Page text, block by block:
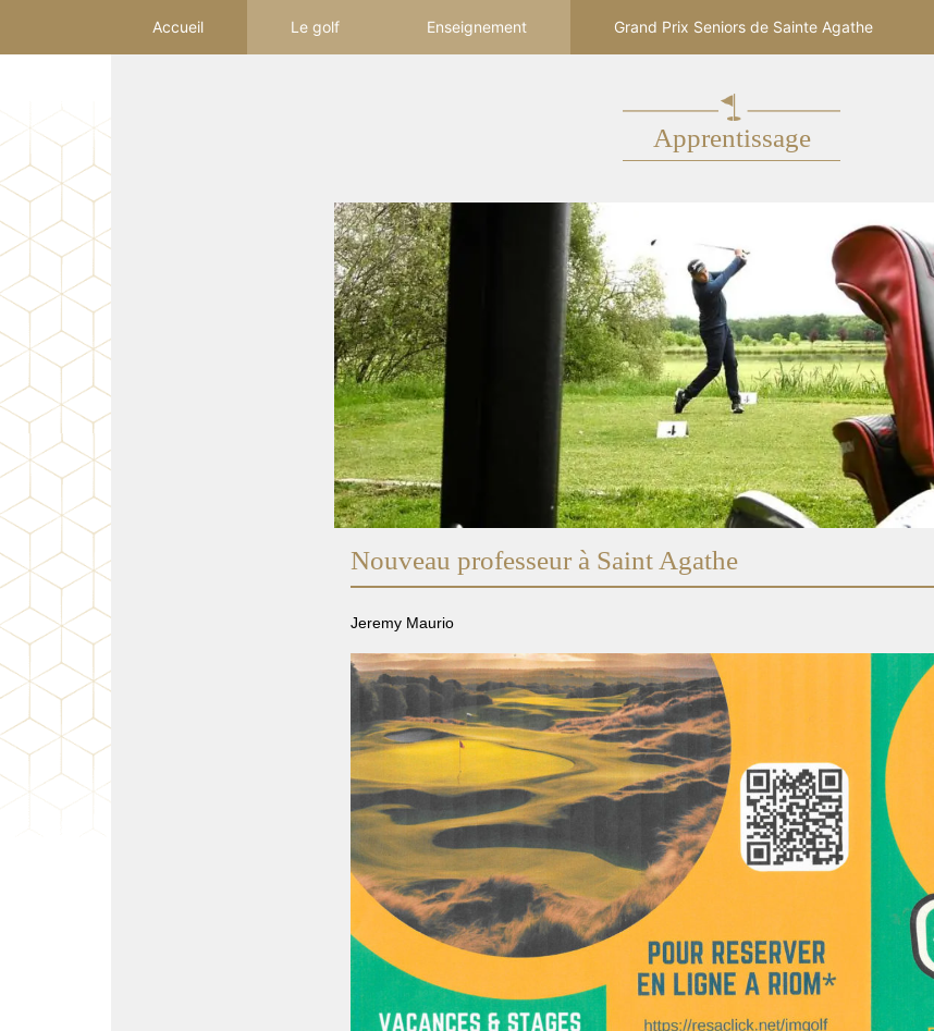
Accueil Le golf Enseignement Grand Prix Seniors de Sainte Agathe
Apprentissage
Nouveau professeur à Saint Agathe
Jeremy Maurio